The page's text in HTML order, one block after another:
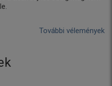
További vélemények